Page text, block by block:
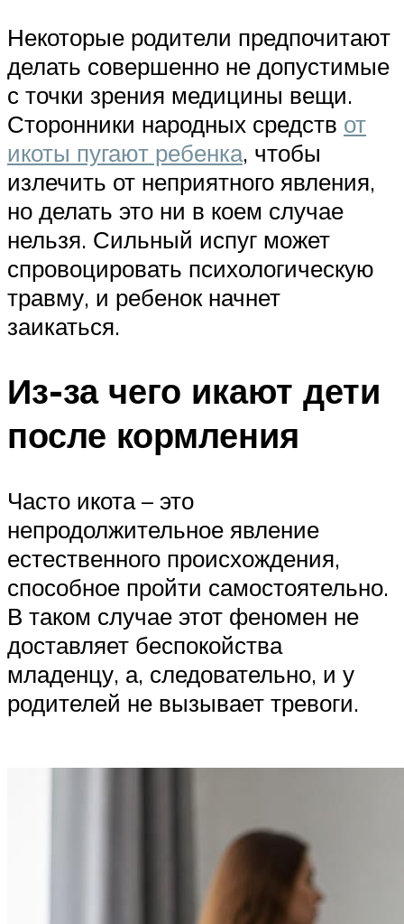
Некоторые родители предпочитают
делать совершенно не допустимые
с точки зрения медицины вещи.
Сторонники народных средств от
икоты пугают ребенка, чтобы
излечить от неприятного явления,
но делать это ни в коем случае
нельзя. Сильный испуг может
спровоцировать психологическую
травму, и ребенок начнет
заикаться.
Из-за чего икают дети
после кормления
Часто икота – это
непродолжительное явление
естественного происхождения,
способное пройти самостоятельно.
В таком случае этот феномен не
доставляет беспокойства
младенцу, а, следовательно, и у
родителей не вызывает тревоги.